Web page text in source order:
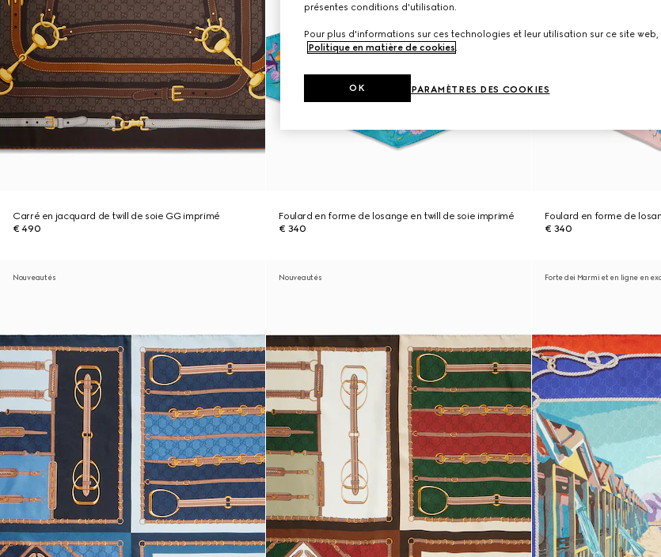
Carré en jacquard de twill de soie GG imprimé
€ 490
Foulard en forme de losange en twill de soie imprimé
€ 340
Foulard en forme de
€ 340
Nouveautés Nouveautés Forte dei Marmi et en ligne en
présentes conditions d'utilisation.
Pour plus d'informations sur ces technologies et leur utilisation sur ce site
Politique en matière de cookies.
PARAMÈTRES DES COOKIES
OK